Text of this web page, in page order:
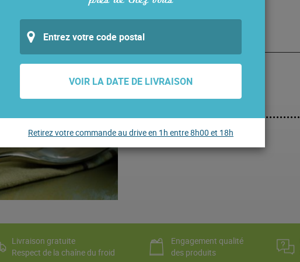
VOIR LA DATE DE LIVRAISON
Retirez votre commande au drive en 1h entre 8h00 et 18h
QUANTITÉ
QUANTITÉ DE PURÉE DE POMME DE TERRE
11,00€
Le sachet de 2.5kg - 4.40 €/Kg
Livraison gratuite
Respect de la chaîne du froid
Engagement qualité
des produits